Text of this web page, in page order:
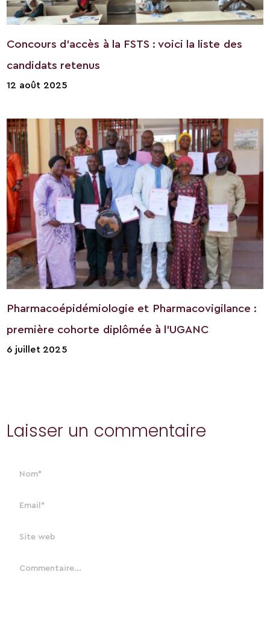
Concours d’accès à la FSTS : voici la liste des
candidats retenus
12 août 2025
Pharmacoépidémiologie et Pharmacovigilance :
première cohorte diplômée à l’UGANC
6 juillet 2025
Laisser un commentaire